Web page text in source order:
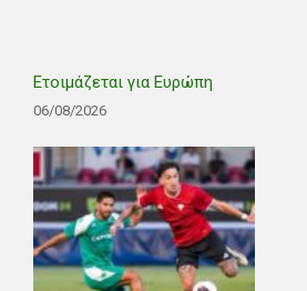
Ετοιμάζεται για Ευρώπη
06/08/2026